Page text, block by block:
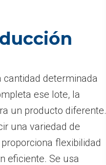
determinada
ese lote, la
un producto diferente.
una variedad de
flexibilidad
eficiente. Se usa